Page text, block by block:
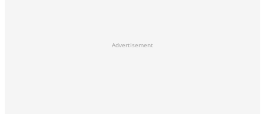
Advertisement